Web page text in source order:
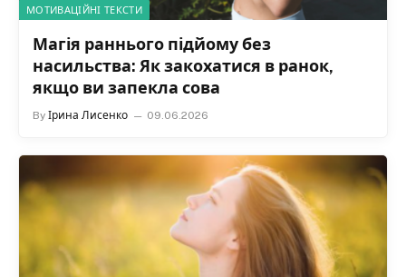
Магія раннього підйому без
насильства: Як закохатися в ранок,
якщо ви запекла сова
By Ірина Лисенко 09.06.2026